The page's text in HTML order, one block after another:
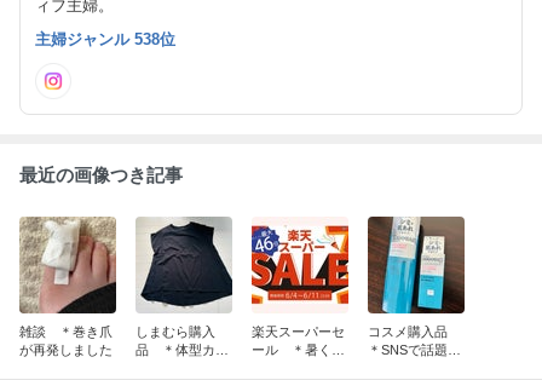
ィフ主婦。
主婦ジャンル 538位
最近の画像つき記事
雑談 ＊巻き爪
が再発しました
しまむら購入
品 ＊体型カバ
楽天スーパーセ
ール ＊暑くな
コスメ購入品
＊SNSで話題の